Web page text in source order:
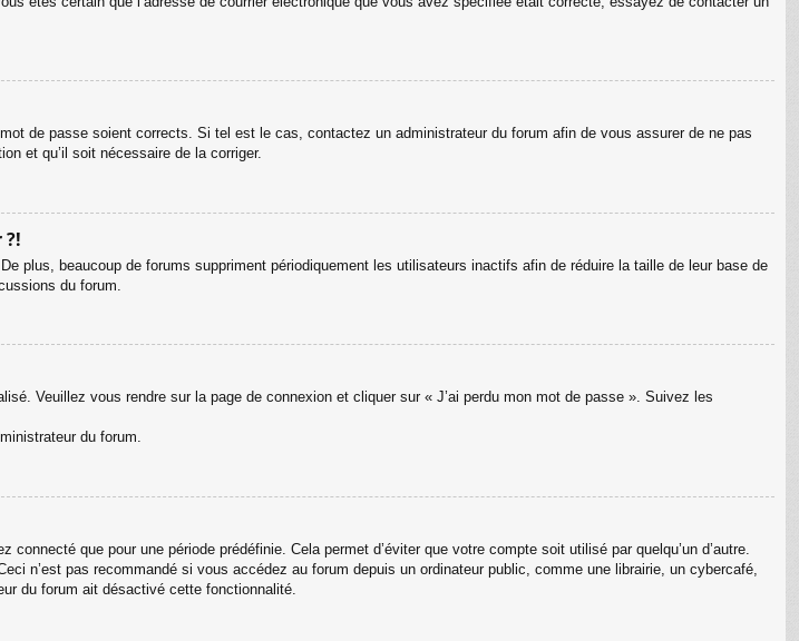
de passe soient corrects. Si tel est le cas, contactez un administrateur du forum afin de vous assurer de ne pas
et qu’il soit nécessaire de la corriger.
plus, beaucoup de forums suppriment périodiquement les utilisateurs inactifs afin de réduire la taille de leur base de
du forum.
Veuillez vous rendre sur la page de connexion et cliquer sur « J’ai perdu mon mot de passe ». Suivez les
du forum.
que pour une période prédéfinie. Cela permet d’éviter que votre compte soit utilisé par quelqu’un d’autre.
n’est pas recommandé si vous accédez au forum depuis un ordinateur public, comme une librairie, un cybercafé,
du forum ait désactivé cette fonctionnalité.